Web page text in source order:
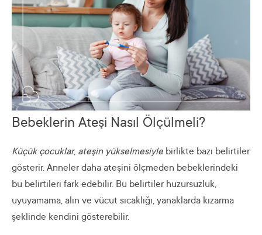
Bebeklerin Ateşi Nasıl Ölçülmeli?
Küçük çocuklar, ateşin yükselmesiyle birlikte bazı belirtiler
gösterir. Anneler daha ateşini ölçmeden bebeklerindeki
bu belirtileri fark edebilir. Bu belirtiler huzursuzluk,
uyuyamama, alın ve vücut sıcaklığı, yanaklarda kızarma
şeklinde kendini gösterebilir.